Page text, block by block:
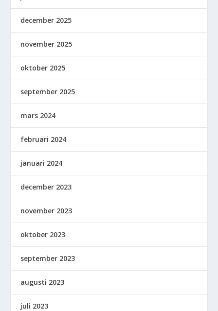
december 2025
november 2025
oktober 2025
september 2025
mars 2024
februari 2024
januari 2024
december 2023
november 2023
oktober 2023
september 2023
augusti 2023
juli 2023